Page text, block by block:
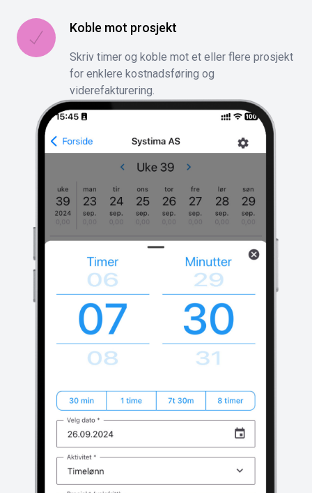
Koble mot prosjekt
Skriv timer og koble mot et eller flere prosjekt
for enklere kostnadsføring og
viderefakturering.